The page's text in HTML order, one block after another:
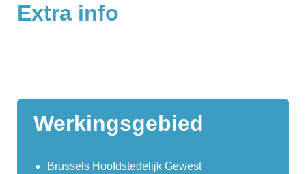
Extra info
Werkingsgebied
Brussels Hoofdstedelijk Gewest